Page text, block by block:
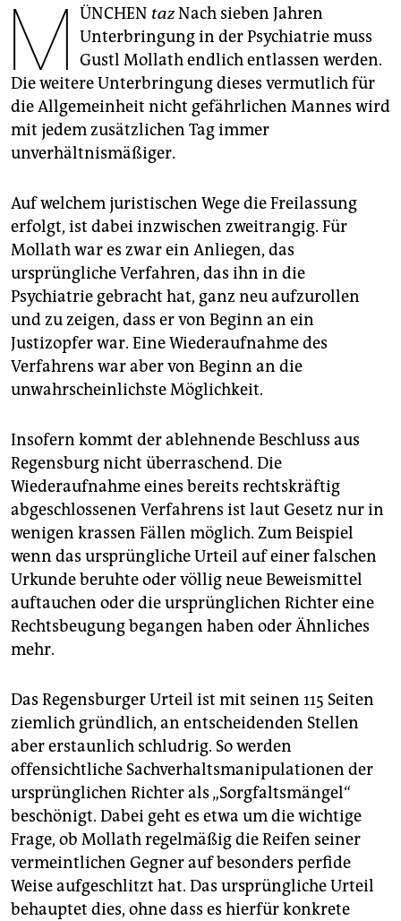
genossenschaft
epaper login
M ÜNCHEN tazNach sieben Jahren
Unterbringung in der Psychiatrie muss
Gustl Mollath endlich entlassen werden.
Die weitere Unterbringung dieses vermutlich für
die Allgemeinheit nicht gefährlichen Mannes wird
mit jedem zusätzlichen Tag immer
unverhältnismäßiger.
Auf welchem juristischen Wege die Freilassung
erfolgt, ist dabei inzwischen zweitrangig. Für
Mollath war es zwar ein Anliegen, das
ursprüngliche Verfahren, das ihn in die
Psychiatrie gebracht hat, ganz neu aufzurollen
und zu zeigen, dass er von Beginn an ein
Justizopfer war. Eine Wiederaufnahme des
Verfahrens war aber von Beginn an die
unwahrscheinlichste Möglichkeit.
Insofern kommt der ablehnende Beschluss aus
Regensburg nicht überraschend. Die
Wiederaufnahme eines bereits rechtskräftig
abgeschlossenen Verfahrens ist laut Gesetz nur in
wenigen krassen Fällen möglich. Zum Beispiel
wenn das ursprüngliche Urteil auf einer falschen
Urkunde beruhte oder völlig neue Beweismittel
auftauchen oder die ursprünglichen Richter eine
Rechtsbeugung begangen haben oder Ähnliches
mehr.
Das Regensburger Urteil ist mit seinen 115 Seiten
ziemlich gründlich, an entscheidenden Stellen
aber erstaunlich schludrig. So werden
offensichtliche Sachverhaltsmanipulationen der
ursprünglichen Richter als „Sorgfaltsmängel“
beschönigt. Dabei geht es etwa um die wichtige
Frage, ob Mollath regelmäßig die Reifen seiner
vermeintlichen Gegner auf besonders perfide
Weise aufgeschlitzt hat. Das ursprüngliche Urteil
behauptet dies, ohne dass es hierfür konkrete